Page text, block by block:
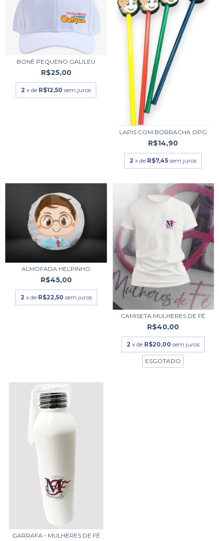
BONÉ PEQUENO GALILEU
R$25,00
2 x de R$12,50 sem juros
LAPIS COM BORRACHA OPG
R$14,90
2 x de R$7,45 sem juros
ALMOFADA HELPINHO
R$45,00
2 x de R$22,50 sem juros
CAMISETA MULHERES DE FÉ
R$40,00
2 x de R$20,00 sem juros
ESGOTADO
GARRAFA - MULHERES DE FÉ